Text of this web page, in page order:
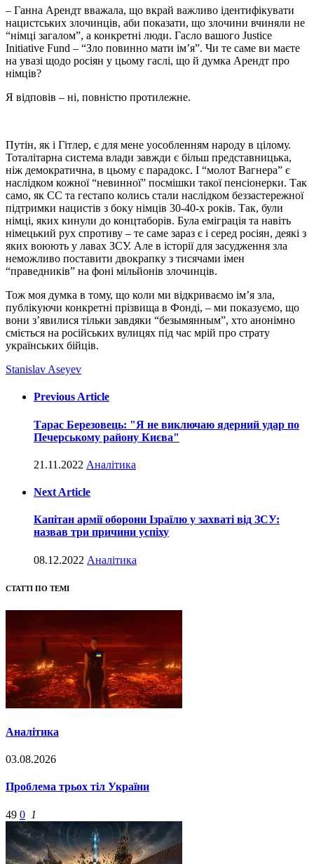
– Ганна Арендт вважала, що вкрай важливо ідентифікувати
нацистських злочинців, аби показати, що злочини вчиняли не
“німці загалом”, а конкретні люди. Гасло вашого Justice
Initiative Fund – “Зло повинно мати ім’я”. Чи те саме ви маєте
на увазі щодо росіян у цьому гаслі, що й думка Арендт про
німців?
Я відповів – ні, повністю протилежне.
Путін, як і Гітлер, є для мене уособленням народу в цілому.
Тоталітарна система влади завжди є більш представницька,
ніж демократична, в цьому є парадокс. І “молот Вагнера” є
наслідком кожної “невинної” посмішки такої пенсіонерки. Так
само, як СС та гестапо колись стали наслідком беззастережної
підтримки нацистів з боку німців 30-40-х років. Так, були
німці, яких кинули до концтаборів. Була еміграція та навіть
німецький рух спротиву – те саме зараз є і серед росіян, деякі з
яких воюють у лавах ЗСУ. Але в історії для засудження зла
неможливо поставити двокрапку з тисячами імен
“праведників” на фоні мільйонів злочинців.
Тож моя думка в тому, що коли ми відкриваємо ім’я зла,
публікуючи конкретні прізвища в Фонді, – ми показуємо, що
вони з’явилися тільки завдяки “безымянным”, хто анонімно
сміється на російських вулицях під час мрій про страту
українських бійців.
Stanislav Aseyev
Previous Article
Тарас Березовець: "Я не виключаю ядерний удар по
Печерському району Києва"
21.11.2022 Аналітика
Next Article
Капітан армії оборони Ізраїлю у захваті від ЗСУ:
назвав три причини успіху
08.12.2022 Аналітика
СТАТТІ ПО ТЕМІ
Аналітика
03.08.2026
Проблема трьох тіл України
49 0 1